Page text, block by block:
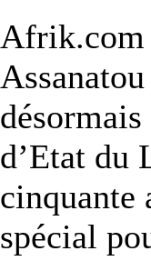
Afrik.com
d’Etat du
cinquante
spécial